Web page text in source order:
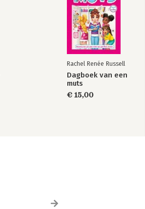
Rachel Renée Russell
Dagboek van een
muts
€ 15,00